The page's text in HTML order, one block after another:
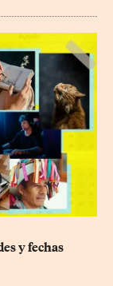
y fechas